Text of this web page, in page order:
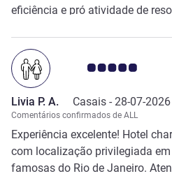
eficiência e pró atividade de
hotel. Atenciosamente. DENIZAR
Nota clientes Avis
Livia P. A. Casais - 28-07-2026
Comentários confirmados de ALL
Experiência excelente! Hotel
com localização privilegiada
famosas do Rio de Janeiro.